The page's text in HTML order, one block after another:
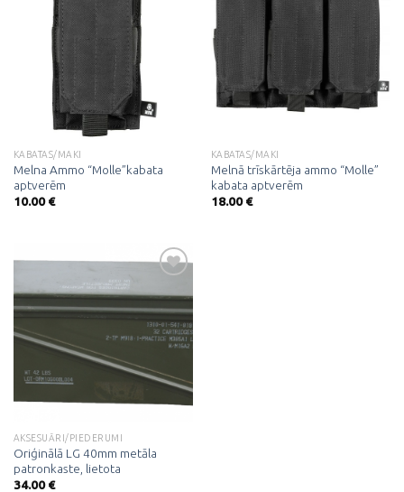
Pievienot
sarakstam
KABATAS/MAKI
Melna Ammo “Molle”kabata
aptverēm
10.00€
Pievienot
vēlmju
sarakstam
KABATAS/MAKI
Melnā trīskārtēja ammo “Molle”
kabata aptverēm
18.00€
vēlmju
sarakstam
AKSESUĀRI/PIEDERUMI
Oriģinālā LG 40mm metāla
patronkaste, lietota
34.00€